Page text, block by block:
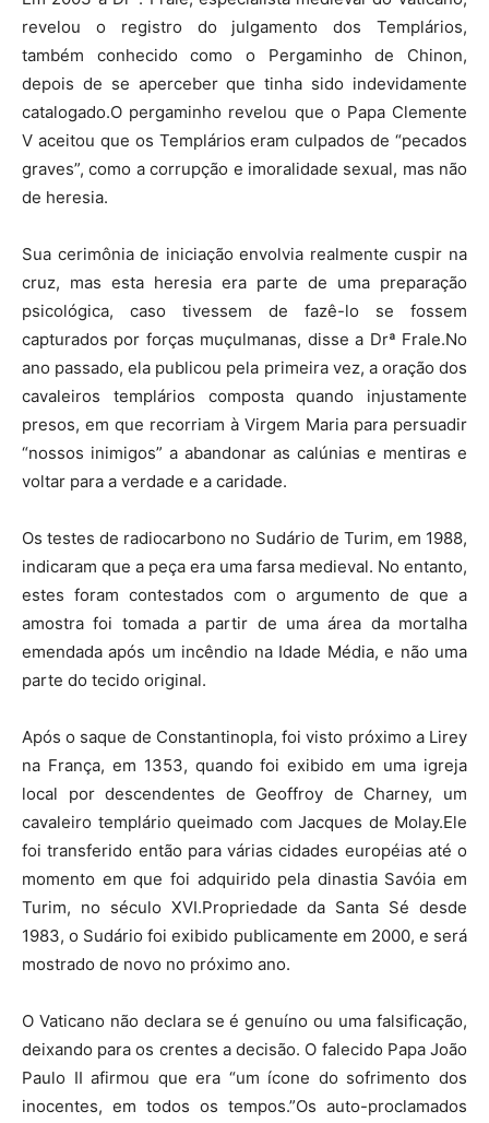
revelou o registro do julgamento dos Templários,
também conhecido como o Pergaminho de Chinon,
depois de se aperceber que tinha sido indevidamente
catalogado.O pergaminho revelou que o Papa Clemente
V aceitou que os Templários eram culpados de “pecados
graves”, como a corrupção e imoralidade sexual, mas não
de heresia.
Sua cerimônia de iniciação envolvia realmente cuspir na
cruz, mas esta heresia era parte de uma preparação
psicológica, caso tivessem de fazê-lo se fossem
capturados por forças muçulmanas, disse a Drª Frale.No
ano passado, ela publicou pela primeira vez, a oração dos
cavaleiros templários composta quando injustamente
presos, em que recorriam à Virgem Maria para persuadir
“nossos inimigos” a abandonar as calúnias e mentiras e
voltar para a verdade e a caridade.
Os testes de radiocarbono no Sudário de Turim, em 1988,
indicaram que a peça era uma farsa medieval. No entanto,
estes foram contestados com o argumento de que a
amostra foi tomada a partir de uma área da mortalha
emendada após um incêndio na Idade Média, e não uma
parte do tecido original.
Após o saque de Constantinopla, foi visto próximo a Lirey
na França, em 1353, quando foi exibido em uma igreja
local por descendentes de Geoffroy de Charney, um
cavaleiro templário queimado com Jacques de Molay.Ele
foi transferido então para várias cidades européias até o
momento em que foi adquirido pela dinastia Savóia em
Turim, no século XVI.Propriedade da Santa Sé desde
1983, o Sudário foi exibido publicamente em 2000, e será
mostrado de novo no próximo ano.
O Vaticano não declara se é genuíno ou uma falsificação,
deixando para os crentes a decisão. O falecido Papa João
Paulo II afirmou que era “um ícone do sofrimento dos
inocentes, em todos os tempos.”Os auto-proclamados